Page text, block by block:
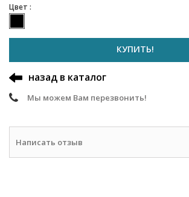
Цвет :
КУПИТЬ!
назад в каталог
Мы можем Вам перезвонить!
Написать отзыв